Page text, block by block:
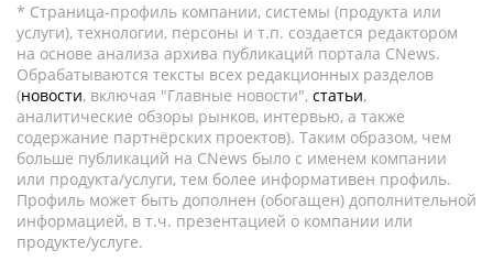
* Страница-профиль компании, системы (продукта или
услуги), технологии, персоны и т.п. создается редактором
на основе анализа архива публикаций портала CNews.
Обрабатываются тексты всех редакционных разделов
(новости, включая "Главные новости", статьи,
аналитические обзоры рынков, интервью, а также
содержание партнёрских проектов). Таким образом, чем
больше публикаций на CNews было с именем компании
или продукта/услуги, тем более информативен профиль.
Профиль может быть дополнен (обогащен) дополнительной
информацией, в т.ч. презентацией о компании или
продукте/услуге.